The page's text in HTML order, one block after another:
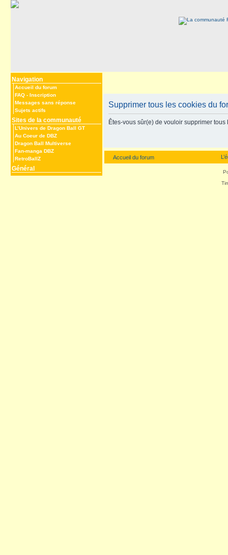
Navigation
Accueil du forum
FAQ - Inscription
Messages sans réponse
Sujets actifs
Sites de la communauté
L’Univers de Dragon Ball GT
Au Coeur de DBZ
Dragon Ball Multiverse
Fan-manga DBZ
RetroBallZ
Général
Supprimer tous les cookies du
Êtes-vous sûr(e) de vouloir supprimer
Accueil du forum